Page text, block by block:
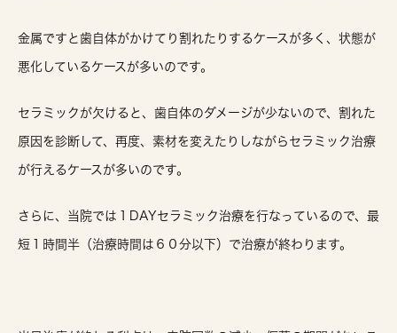
金属ですと歯自体がかけてり割れたりするケースが多く、状態が
悪化しているケースが多いのです。
セラミックが欠けると、歯自体のダメージが少ないので、割れた
原因を診断して、再度、素材を変えたりしながらセラミック治療
が行えるケースが多いのです。
さらに、当院では１DAYセラミック治療を行なっているので、最
短１時間半（治療時間は６０分以下）で治療が終わります。